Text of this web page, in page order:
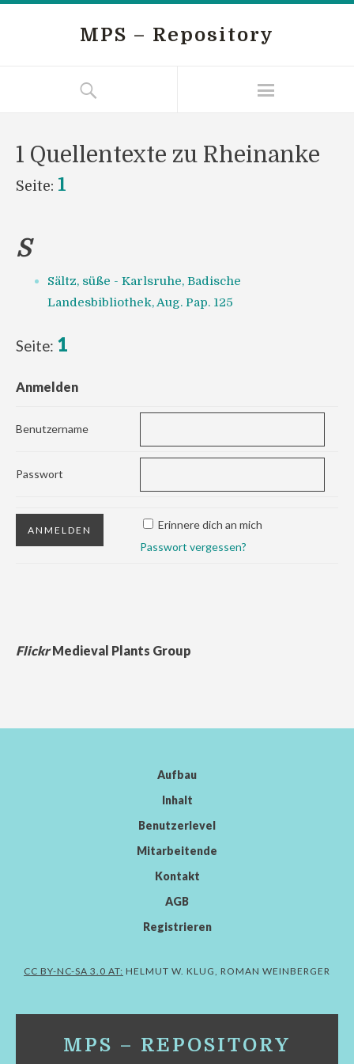
MPS – Repository
1 Quellentexte zu Rheinanke
Seite: 1
S
Sältz, süße - Karlsruhe, Badische
Landesbibliothek, Aug. Pap. 125
Seite: 1
Anmelden
Benutzername
Passwort
Erinnere dich an mich
Passwort vergessen?
FlickrMedieval Plants Group
Aufbau
Inhalt
Benutzerlevel
Mitarbeitende
Kontakt
AGB
Registrieren
CC BY-NC-SA 3.0 AT: HELMUT W. KLUG, ROMAN WEINBERGER
MPS – REPOSITORY